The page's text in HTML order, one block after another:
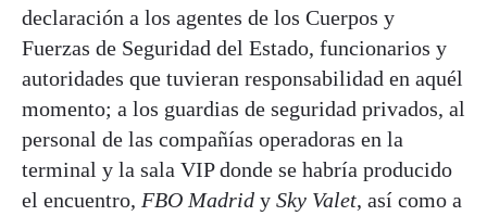
declaración a los agentes de los Cuerpos y
Fuerzas de Seguridad del Estado, funcionarios y
autoridades que tuvieran responsabilidad en aquél
momento; a los guardias de seguridad privados, al
personal de las compañías operadoras en la
terminal y la sala VIP donde se habría producido
el encuentro, FBO Madrid y Sky Valet, así como a